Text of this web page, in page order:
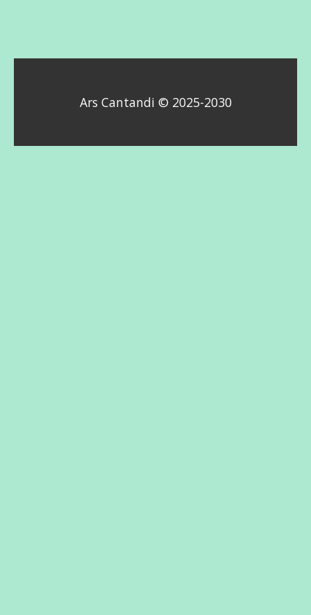
Ars Cantandi © 2025-2030